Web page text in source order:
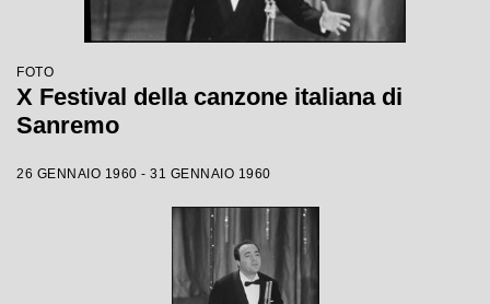
FOTO
X Festival della canzone italiana di
Sanremo
26 GENNAIO 1960 - 31 GENNAIO 1960